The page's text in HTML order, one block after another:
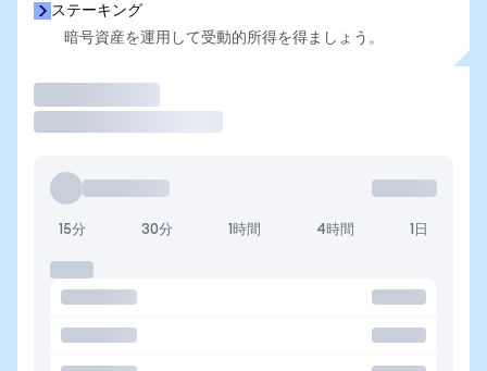
ステーキング
暗号資産を運用して受動的所得を得ましょう。
15分 30分 1時間 4時間 1日